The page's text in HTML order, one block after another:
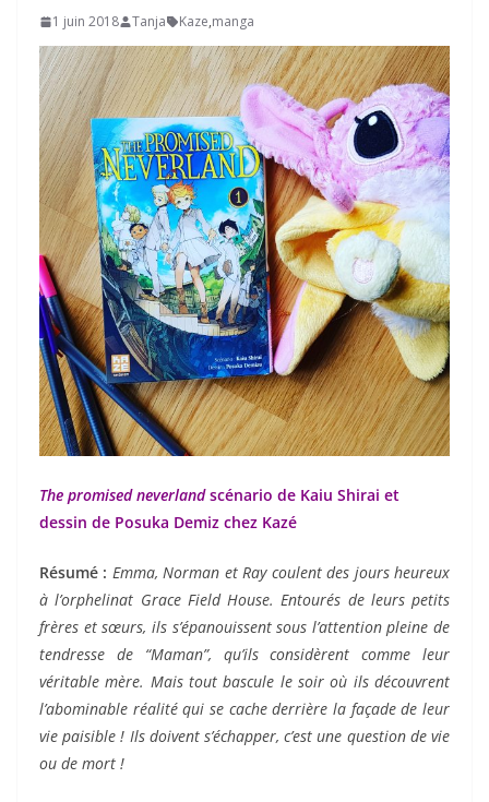
1 juin 2018 Tanja Kaze,manga
The promised neverlandscénario de Kaiu Shirai et
dessin de Posuka Demiz chez Kazé
Résumé : Emma, Norman et Ray coulent des jours heureux
à l’orphelinat Grace Field House. Entourés de leurs petits
frères et sœurs, ils s’épanouissent sous l’attention pleine de
tendresse de “Maman”, qu’ils considèrent comme leur
véritable mère. Mais tout bascule le soir où ils découvrent
l’abominable réalité qui se cache derrière la façade de leur
vie paisible ! Ils doivent s’échapper, c’est une question de vie
ou de mort !